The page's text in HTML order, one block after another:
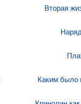
Вторая
Каким было